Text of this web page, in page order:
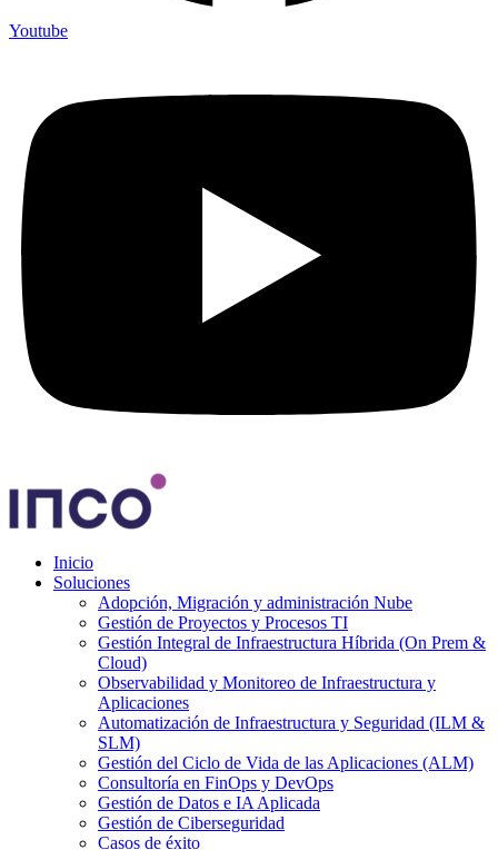
Youtube
Inicio
Soluciones
Adopción, Migración y administración Nube
Gestión de Proyectos y Procesos TI
Gestión Integral de Infraestructura Híbrida (On Prem &
Cloud)
Observabilidad y Monitoreo de Infraestructura y
Aplicaciones
Automatización de Infraestructura y Seguridad (ILM &
SLM)
Gestión del Ciclo de Vida de las Aplicaciones (ALM)
Consultoría en FinOps y DevOps
Gestión de Datos e IA Aplicada
Gestión de Ciberseguridad
Casos de éxito